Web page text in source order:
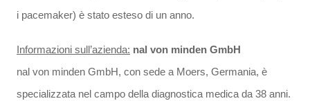
i pacemaker) è stato esteso di un anno.
Informazioni sull’azienda: nal von minden GmbH
nal von minden GmbH, con sede a Moers, Germania, è
specializzata nel campo della diagnostica medica da 38 anni.